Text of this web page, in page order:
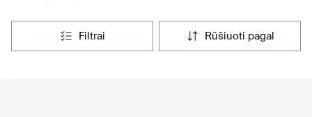
filtrai rūšiuoti pagal